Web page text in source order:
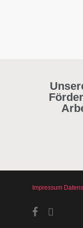
Impressum
facebookinstagram